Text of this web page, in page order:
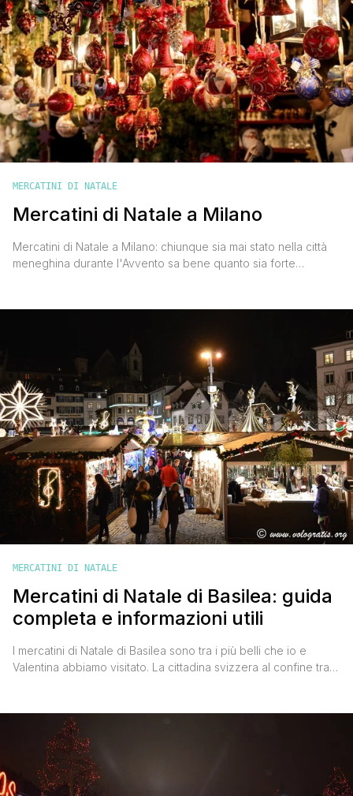
MERCATINI DI NATALE
Mercatini di Natale a Milano
Mercatini di Natale a Milano: chiunque sia mai stato nella città
meneghina durante l'Avvento sa bene quanto sia forte
anche quest'anno si è aggiudicato il primato italiano per la
MERCATINI DI NATALE
Mercatini di Natale di Basilea: guida
completa e informazioni utili
I mercatini di Natale di Basilea sono tra i più belli che io e
Valentina abbiamo visitato. La cittadina svizzera al confine tra
immergere il visitatore in un'atmosfera al confine tra il sogno e